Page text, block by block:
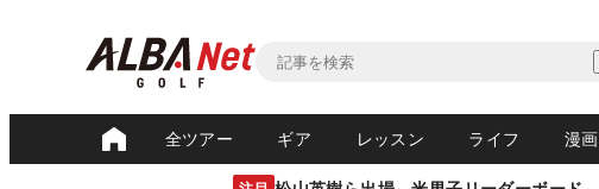
全ツアー ギア レッスン ライフ 漫画